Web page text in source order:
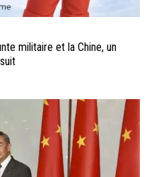
militaire et la Chine, un